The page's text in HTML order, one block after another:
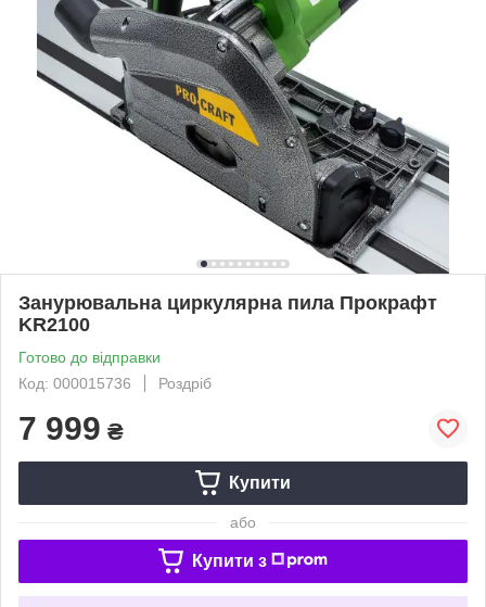
Занурювальна циркулярна пила Прокрафт
KR2100
Готово до відправки
Код: 000015736
Роздріб
7 999 ₴
Купити
або
Купити з